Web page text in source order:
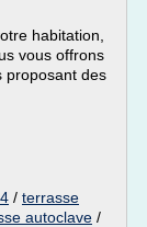
habitation,
vous offrons
proposant des
/ terrasse
autoclave /